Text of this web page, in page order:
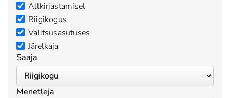
Allkirjastamisel
Riigikogus
Valitsusasutuses
Järelkaja
Saaja
Menetleja